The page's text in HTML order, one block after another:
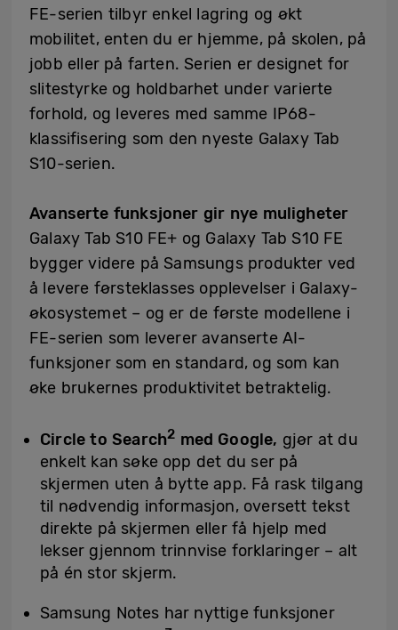
FE-serien tilbyr enkel lagring og økt
mobilitet, enten du er hjemme, på skolen, på
jobb eller på farten. Serien er designet for
slitestyrke og holdbarhet under varierte
forhold, og leveres med samme IP68-
klassifisering som den nyeste Galaxy Tab
S10-serien.
Avanserte funksjoner gir nye muligheter
Galaxy Tab S10 FE+ og Galaxy Tab S10 FE
bygger videre på Samsungs produkter ved
å levere førsteklasses opplevelser i Galaxy-
økosystemet – og er de første modellene i
FE-serien som leverer avanserte AI-
funksjoner som en standard, og som kan
øke brukernes produktivitet betraktelig.
Circle to Search2 med Google, gjør at du
enkelt kan søke opp det du ser på
skjermen uten å bytte app. Få rask tilgang
til nødvendig informasjon, oversett tekst
direkte på skjermen eller få hjelp med
lekser gjennom trinnvise forklaringer – alt
på én stor skjerm.
Samsung Notes har nyttige funksjoner